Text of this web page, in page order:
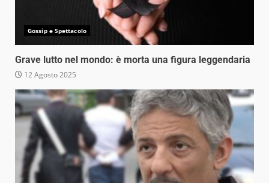
Gossip e Spettacolo
Grave lutto nel mondo: è morta una figura leggendaria
12 Agosto 2025